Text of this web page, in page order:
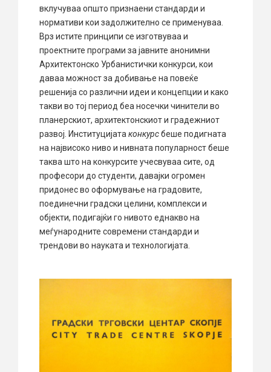
вклучуваа општо признаени стандарди и
нормативи кои задолжително се применуваа.
Врз истите принципи се изготвуваа и
проектните програми за јавните анонимни
Архитектонско Урбанистички конкурси, кои
даваа можност за добивање на повеќе
решенија со различни идеи и концепции и како
такви во тој период беа носечки чинители во
планерскиот, архитектонскиот и градежниот
развој. Институцијата конкурсбеше подигната
на највисоко ниво и нивната популарност беше
таква што на конкурсите учесвуваа сите, од
професори до студенти, давајки огромен
придонес во оформување на градовите,
поединечни градски целини, комплекси и
објекти, подигајќи го нивото еднакво на
меѓународните современи стандарди и
трендови во науката и технологијата.